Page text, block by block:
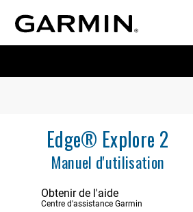
Edge® Explore 2
Manuel d'utilisation
Obtenir de l'aide
Centre d'assistance Garmin